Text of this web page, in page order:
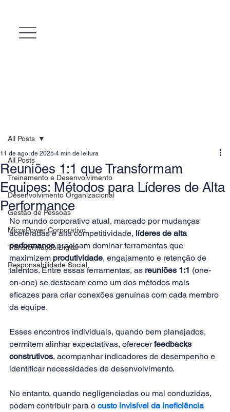
All Posts
Treinamento e Desenvolvimento
Desenvolvimento Organizacional
Gestão de Pessoas
MicroPower Corporativo
Transformação Digital
Responsabilidade Social
All Posts
Reuniões 1:1 que Transformam
Equipes: Métodos para Líderes de Alta
Performance
11 de ago. de 2025 4 min de leitura
No mundo corporativo atual, marcado por mudanças
aceleradas e alta competitividade, líderes de alta
performance precisam dominar ferramentas que
maximizem produtividade, engajamento e retenção de
talentos. Entre essas ferramentas, as reuniões 1:1 (one-
on-one) se destacam como um dos métodos mais
eficazes para criar conexões genuínas com cada membro
da equipe.
Esses encontros individuais, quando bem planejados,
permitem alinhar expectativas, oferecer feedbacks
construtivos, acompanhar indicadores de desempenho e
identificar necessidades de desenvolvimento.
No entanto, quando negligenciadas ou mal conduzidas,
podem contribuir para o custo invisível da ineficiência